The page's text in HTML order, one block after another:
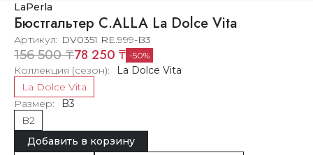
LaPerla
Бюстгальтер C.ALLA La Dolce Vita
Артикул DV0351 RE.999-B3
156 500 ₸78 250 ₸ 50
Коллекция (сезон)
La Dolce Vita
La Dolce Vita
Размер
B3
B2
Добавить в корзину